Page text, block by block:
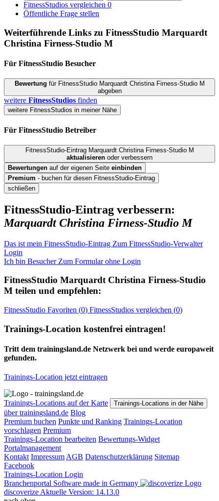
FitnessStudios vergleichen 0
Öffentliche Frage stellen
Weiterführende Links zu FitnessStudio Marquardt
Christina Firness-Studio M
Für FitnessStudio Besucher
Bewertung für FitnessStudio Marquardt Christina Firness-Studio M
abgeben
weitere FitnessStudios finden
weitere FitnessStudios in meiner Nähe
Für FitnessStudio Betreiber
FitnessStudio-Eintrag Marquardt Christina Firness-Studio M
aktualisieren oder verbessern
Bewertungen auf der eigenen Seite einbinden
Premium - buchen für diesen FitnessStudio-Eintrag
schließen
FitnessStudio-Eintrag verbessern:
Marquardt Christina Firness-Studio M
Das ist mein FitnessStudio-Eintrag Zum FitnessStudio-Verwalter
Login
Ich bin Besucher Zum Formular ohne Login
FitnessStudio Marquardt Christina Firness-Studio
M teilen und empfehlen:
FitnessStudio Favoriten (0) FitnessStudios vergleichen (0)
Trainings-Location kostenfrei eintragen!
Tritt dem trainingsland.de Netzwerk bei und werde europaweit
gefunden.
Trainings-Location jetzt eintragen
Trainings-Locations auf der Karte Trainings-Locations in der Nähe
über trainingsland.de Blog
Premium buchen Punkte und Ranking Trainings-Location
vorschlagen Premium
Trainings-Location bearbeiten Bewertungs-Widget
Portalmanagement
Kontakt Impressum AGB Datenschutzerklärung Sitemap
Facebook
Trainings-Location Login
Branchenportal Software made in Germany
discoverize Aktuelle Version: 14.13.0